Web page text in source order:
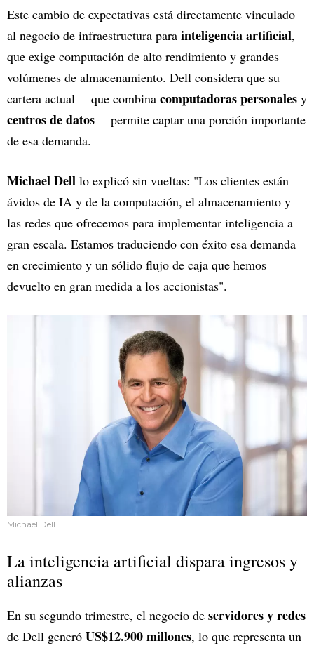
Este cambio de expectativas está directamente vinculado
al negocio de infraestructura para inteligencia artificial,
que exige computación de alto rendimiento y grandes
volúmenes de almacenamiento. Dell considera que su
cartera actual —que combina computadoras personales y
centros de datos— permite captar una porción importante
de esa demanda.
Michael Dell lo explicó sin vueltas: "Los clientes están
ávidos de IA y de la computación, el almacenamiento y
las redes que ofrecemos para implementar inteligencia a
gran escala. Estamos traduciendo con éxito esa demanda
en crecimiento y un sólido flujo de caja que hemos
devuelto en gran medida a los accionistas".
Michael Dell
La inteligencia artificial dispara ingresos y
alianzas
En su segundo trimestre, el negocio de servidores y redes
de Dell generó US$12.900 millones, lo que representa un